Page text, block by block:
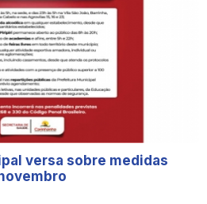
versa sobre medidas